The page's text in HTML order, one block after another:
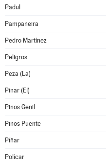
Padul
Pampaneira
Pedro Martínez
Peligros
Peza (La)
Pinar (El)
Pinos Genil
Pinos Puente
Píñar
Polícar